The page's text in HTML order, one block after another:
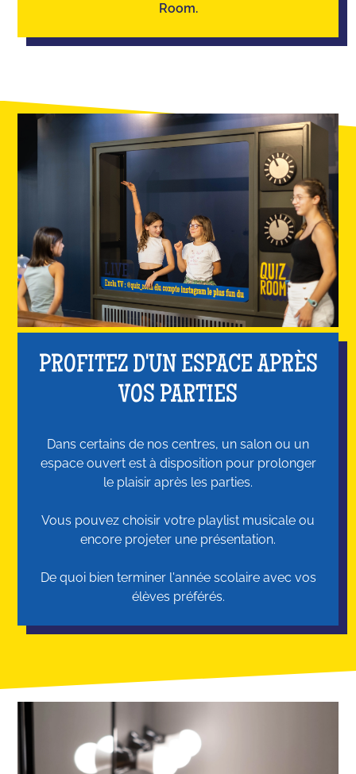
Room.
PROFITEZ D'UN ESPACE APRÈS
VOS PARTIES
Dans certains de nos centres, un salon ou un
espace ouvert est à disposition pour prolonger
le plaisir après les parties.
Vous pouvez choisir votre playlist musicale ou
encore projeter une présentation.
De quoi bien terminer l'année scolaire avec vos
élèves préférés.